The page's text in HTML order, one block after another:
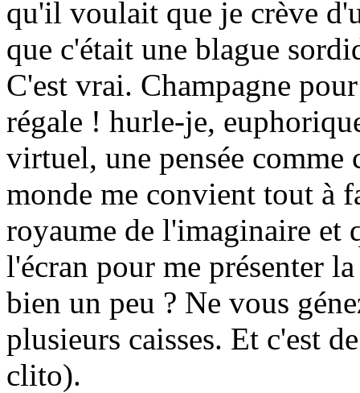
qu'il voulait que je crève
que c'était une blague
C'est vrai. Champagne
régale ! hurle-je,
virtuel, une pensée comme
monde me convient tout à
royaume de l'imaginaire et
l'écran pour me présenter
bien un peu ? Ne vous
plusieurs caisses. Et c'est
clito).